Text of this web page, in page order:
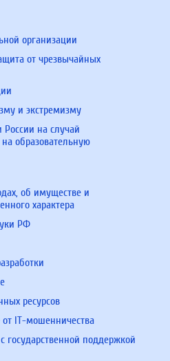
организации
от чрезвычайных
и экстремизму
на случай
образовательную
об имуществе и
характера
РФ
ресурсов
IT-мошенничества
государственной поддержкой